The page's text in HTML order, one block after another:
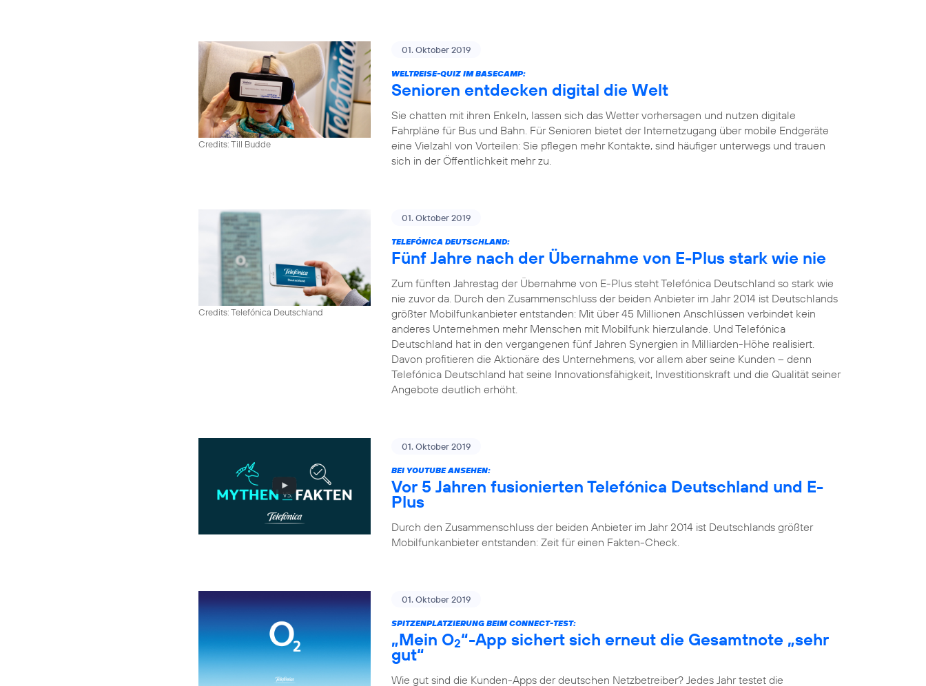
Credits: Till Budde
01. Oktober 2019
WELTREISE-QUIZ IM BASECAMP:
Senioren entdecken digital die Welt
Sie chatten mit ihren Enkeln, lassen sich das Wetter vorhersagen und nutzen digitale
Fahrpläne für Bus und Bahn. Für Senioren bietet der Internetzugang über mobile Endgeräte
eine Vielzahl von Vorteilen: Sie pflegen mehr Kontakte, sind häufiger unterwegs und trauen
sich in der Öffentlichkeit mehr zu.
Credits: Telefónica Deutschland
01. Oktober 2019
TELEFÓNICA DEUTSCHLAND:
Fünf Jahre nach der Übernahme von E-Plus stark wie nie
Zum fünften Jahrestag der Übernahme von E-Plus steht Telefónica Deutschland so stark wie
nie zuvor da. Durch den Zusammenschluss der beiden Anbieter im Jahr 2014 ist Deutschlands
größter Mobilfunkanbieter entstanden: Mit über 45 Millionen Anschlüssen verbindet kein
anderes Unternehmen mehr Menschen mit Mobilfunk hierzulande. Und Telefónica
Deutschland hat in den vergangenen fünf Jahren Synergien in Milliarden-Höhe realisiert.
Davon profitieren die Aktionäre des Unternehmens, vor allem aber seine Kunden – denn
Telefónica Deutschland hat seine Innovationsfähigkeit, Investitionskraft und die Qualität seiner
Angebote deutlich erhöht.
01. Oktober 2019
BEI YOUTUBE ANSEHEN:
Vor 5 Jahren fusionierten Telefónica Deutschland und E-
Plus
Durch den Zusammenschluss der beiden Anbieter im Jahr 2014 ist Deutschlands größter
Mobilfunkanbieter entstanden: Zeit für einen Fakten-Check.
01. Oktober 2019
SPITZENPLATZIERUNG BEIM CONNECT-TEST:
„Mein O2“-App sichert sich erneut die Gesamtnote „sehr
gut“
Wie gut sind die Kunden-Apps der deutschen Netzbetreiber? Jedes Jahr testet die